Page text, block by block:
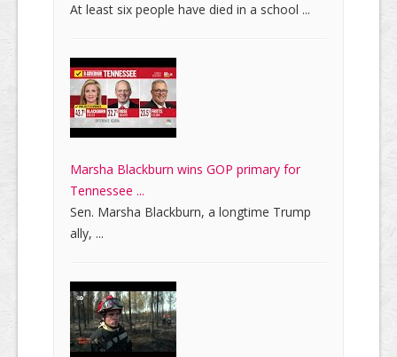
At least six people have died in a school ...
Marsha Blackburn wins GOP primary for
Tennessee ...
Sen. Marsha Blackburn, a longtime Trump
ally, ...